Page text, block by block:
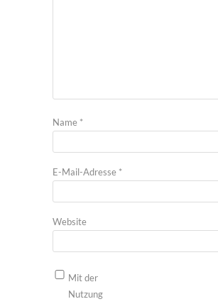
Name *
E-Mail-Adresse *
Website
Mit der
Nutzung